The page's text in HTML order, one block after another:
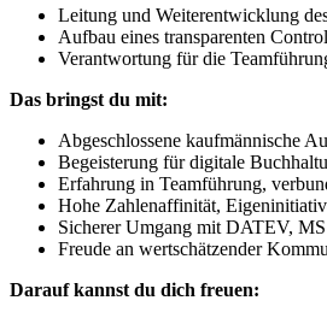
Leitung und Weiterentwicklung
Aufbau eines transparenten
Verantwortung für die
Das bringst du mit:
Abgeschlossene kaufmännische
Begeisterung für digitale
Erfahrung in Teamführung,
Hohe Zahlenaffinität,
Sicherer Umgang mit DATEV,
Freude an wertschätzender
Darauf kannst du dich freuen: